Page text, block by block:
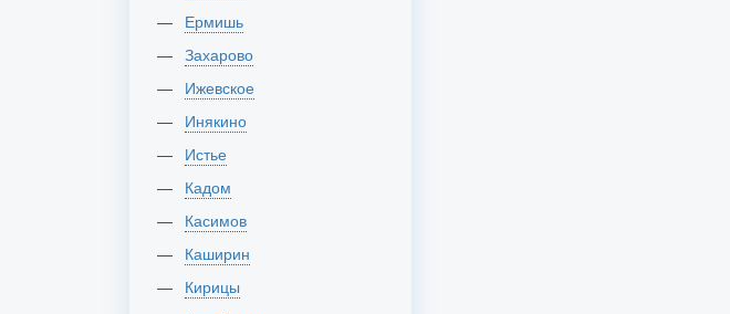
Ермишь
Захарово
Ижевское
Инякино
Истье
Кадом
Касимов
Каширин
Кирицы